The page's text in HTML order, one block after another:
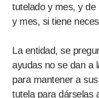
tutelado y mes, y de
y mes, si tiene
La entidad, se
ayudas no se dan a
para mantener a
tutela para dárselas